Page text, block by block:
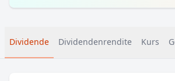
Dividende Dividendenrendite Kurs